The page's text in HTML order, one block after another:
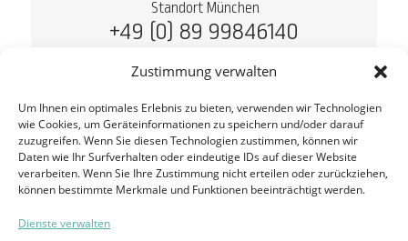
Zustimmung verwalten
Um Ihnen ein optimales Erlebnis zu bieten, verwenden wir Technologien
wie Cookies, um Geräteinformationen zu speichern und/oder darauf
zuzugreifen. Wenn Sie diesen Technologien zustimmen, können wir
Daten wie Ihr Surfverhalten oder eindeutige IDs auf dieser Website
verarbeiten. Wenn Sie Ihre Zustimmung nicht erteilen oder zurückziehen,
können bestimmte Merkmale und Funktionen beeinträchtigt werden.
Dienste verwalten
Standort München
+49 (0) 89 99846140
80686 München
©2026seosupport GmbH. Alle Rechte vorbehalten